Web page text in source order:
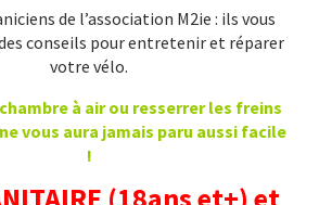
de l’association M2ie : ils vous
conseils pour entretenir et réparer
votre vélo.
à air ou resserrer les freins
vous aura jamais paru aussi facile
!